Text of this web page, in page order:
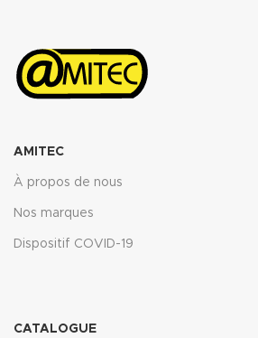
Propriétés transmise pour
l’épaisseur 2mm.
Télécharger la fiche technique
AMITEC
À propos de nous
Nos marques
Dispositif COVID-19
CATALOGUE